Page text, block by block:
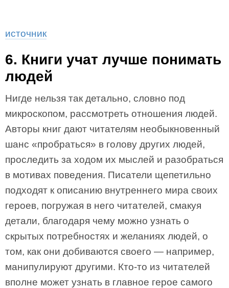
источник
6. Книги учат лучше понимать
людей
Нигде нельзя так детально, словно под
микроскопом, рассмотреть отношения людей.
Авторы книг дают читателям необыкновенный
шанс «пробраться» в голову других людей,
проследить за ходом их мыслей и разобраться
в мотивах поведения. Писатели щепетильно
подходят к описанию внутреннего мира своих
героев, погружая в него читателей, смакуя
детали, благодаря чему можно узнать о
скрытых потребностях и желаниях людей, о
том, как они добиваются своего — например,
манипулируют другими. Кто-то из читателей
вполне может узнать в главное герое самого